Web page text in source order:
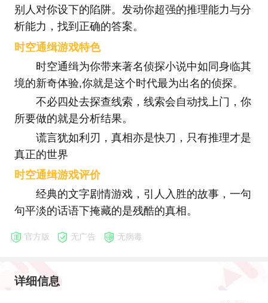
别人对你设下的陷阱。发动你超强的推理能力与分
析能力，找到正确的答案。
时空通缉游戏特色
时空通缉为你带来著名侦探小说中如同身临其
境的新奇体验,你就是这个时代最为出名的侦探。
不必四处去探查线索，线索会自动找上门，你
所要做的就是分析结果。
谎言犹如利刃，真相亦是快刀，只有推理才是
真正的世界
时空通缉游戏评价
经典的文字剧情游戏，引人入胜的故事，一句
句平淡的话语下掩藏的是残酷的真相。
官方版 无广告 无病毒
详细信息